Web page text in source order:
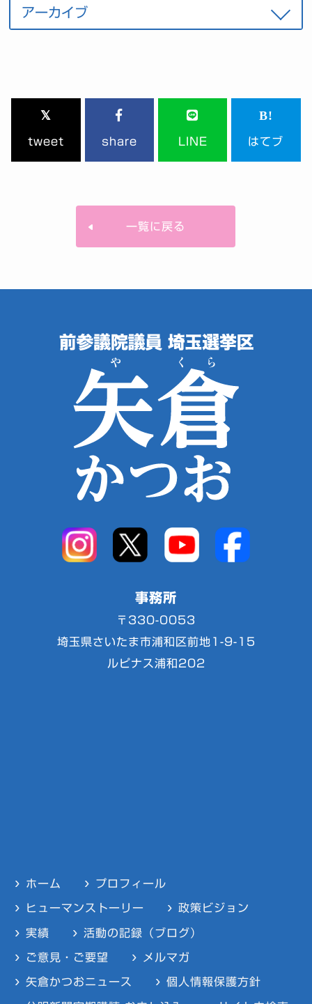
tweet share LINE はてブ
一覧に戻る
事務所
〒330-0053
埼玉県さいたま市浦和区前地1-9-15
ルピナス浦和202
ホーム プロフィール
ヒューマンストーリー 政策ビジョン
実績 活動の記録（ブログ）
ご意見・ご要望 メルマガ
矢倉かつおニュース 個人情報保護方針